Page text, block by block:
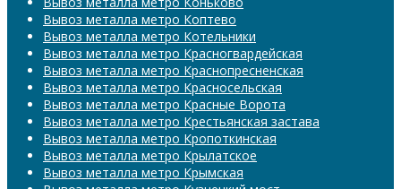
Вывоз металла метро Коптево
Вывоз металла метро Котельники
Вывоз металла метро Красногвардейская
Вывоз металла метро Краснопресненская
Вывоз металла метро Красносельская
Вывоз металла метро Красные Ворота
Вывоз металла метро Крестьянская застава
Вывоз металла метро Кропоткинская
Вывоз металла метро Крылатское
Вывоз металла метро Крымская